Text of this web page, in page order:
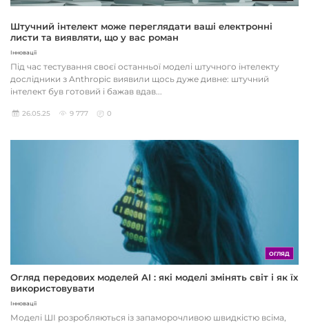
Штучний інтелект може переглядати ваші електронні
листи та виявляти, що у вас роман
Інновації
Під час тестування своєї останньої моделі штучного інтелекту
дослідники з Anthropic виявили щось дуже дивне: штучний
інтелект був готовий і бажав вдав...
26.05.25 9 777 0
ОГЛЯД
Огляд передових моделей AI : які моделі змінять світ і як їх
використовувати
Інновації
Моделі ШІ розробляються із запаморочливою швидкістю всіма,